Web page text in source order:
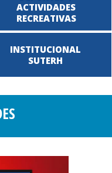
ACTIVIDADES
RECREATIVAS
INSTITUCIONAL
SUTERH